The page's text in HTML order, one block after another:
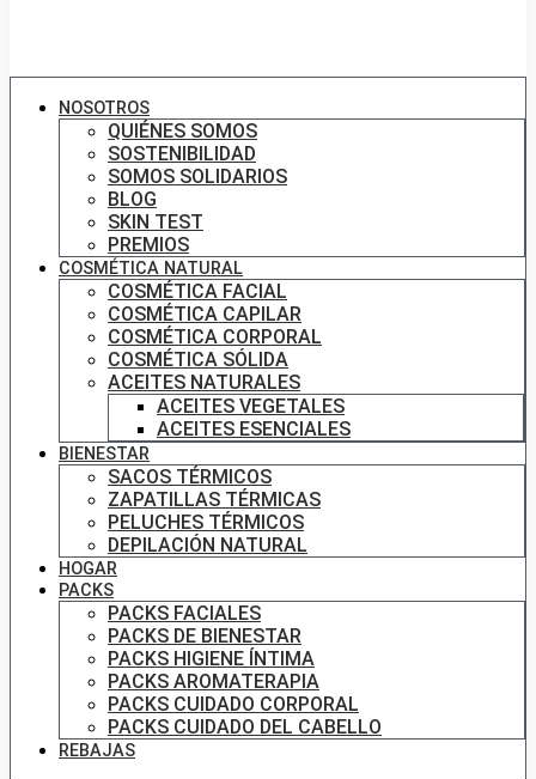
NOSOTROS
QUIÉNES SOMOS
SOSTENIBILIDAD
SOMOS SOLIDARIOS
BLOG
SKIN TEST
PREMIOS
COSMÉTICA NATURAL
COSMÉTICA FACIAL
COSMÉTICA CAPILAR
COSMÉTICA CORPORAL
COSMÉTICA SÓLIDA
ACEITES NATURALES
ACEITES VEGETALES
ACEITES ESENCIALES
BIENESTAR
SACOS TÉRMICOS
ZAPATILLAS TÉRMICAS
PELUCHES TÉRMICOS
DEPILACIÓN NATURAL
HOGAR
PACKS
PACKS FACIALES
PACKS DE BIENESTAR
PACKS HIGIENE ÍNTIMA
PACKS AROMATERAPIA
PACKS CUIDADO CORPORAL
PACKS CUIDADO DEL CABELLO
REBAJAS